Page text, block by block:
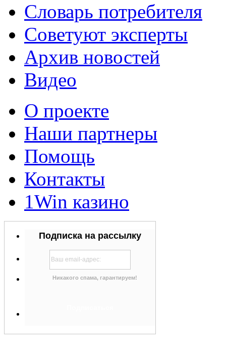
Словарь потребителя
Советуют эксперты
Архив новостей
Видео
О проекте
Наши партнеры
Помощь
Контакты
1Win казино
Подписка на рассылку
Никакого спама, гарантируем!